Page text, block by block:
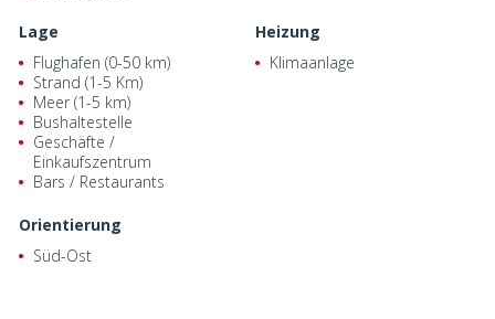
Lage
Flughafen (0-50 km)
Strand (1-5 Km)
Meer (1-5 km)
Bushaltestelle
Geschäfte /
Einkaufszentrum
Bars / Restaurants
Heizung
Klimaanlage
Orientierung
Süd-Ost